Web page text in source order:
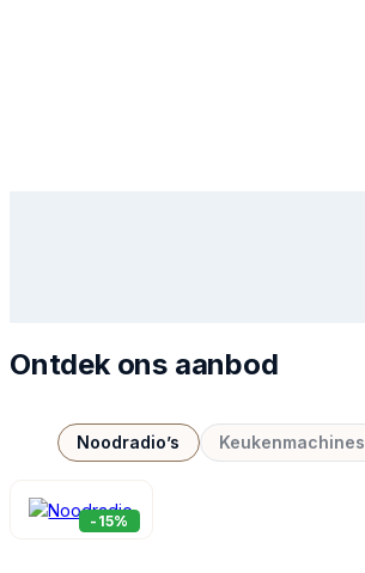
Ontdek ons aanbod
Noodradio’s Keukenmachines
-15%